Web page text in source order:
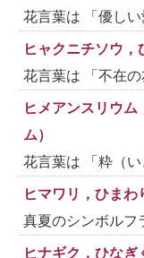
花言葉は 「優し
ヒャクニチソウ，
花言葉は 「不在
ヒメアンスリウ
ム）
花言葉は 「粋（
ヒマワリ，ひまわ
真夏のシンボル
ヒナギク，ひなぎ